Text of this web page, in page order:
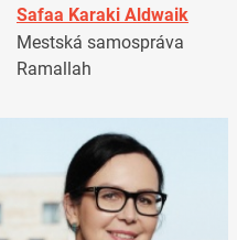
Safaa Karaki Aldwaik
Mestská samospráva
Ramallah